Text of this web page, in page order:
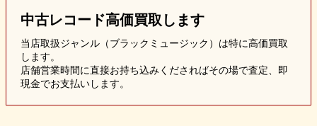
中古レコード高価買取します
当店取扱ジャンル（ブラックミュージック）は特に高価買取
します。
店舗営業時間に直接お持ち込みくださればその場で査定、即
現金でお支払いします。